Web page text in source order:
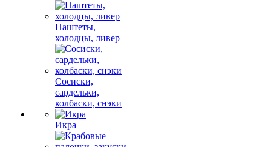
Паштеты,
холодцы, ливер
Сосиски,
сардельки,
колбаски, снэки
Икра